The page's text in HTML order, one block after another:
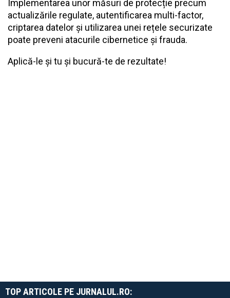
Implementarea unor măsuri de protecție precum
actualizările regulate, autentificarea multi-factor,
criptarea datelor și utilizarea unei rețele securizate
poate preveni atacurile cibernetice și frauda.
Aplică-le și tu și bucură-te de rezultate!
TOP ARTICOLE PE JURNALUL.RO: